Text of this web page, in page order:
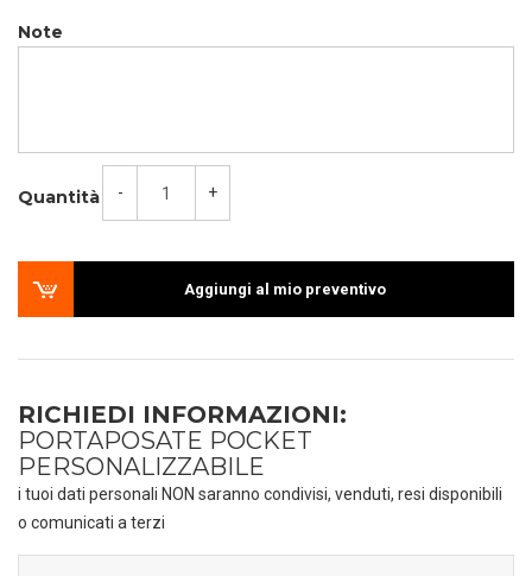
Note
Quantità - +
Aggiungi al mio preventivo
RICHIEDI INFORMAZIONI:
PORTAPOSATE POCKET
PERSONALIZZABILE
i tuoi dati personali NON saranno condivisi, venduti, resi disponibili
o comunicati a terzi